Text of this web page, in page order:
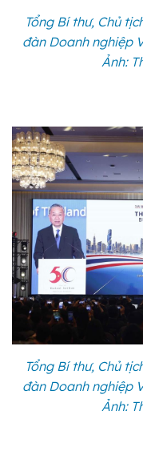
Tổng Bí thư, Chủ
đàn Doanh nghiệp
Ảnh:
Tổng Bí thư, Chủ
đàn Doanh nghiệp
Ảnh: